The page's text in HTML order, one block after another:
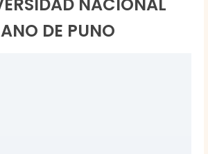
DE PUNO